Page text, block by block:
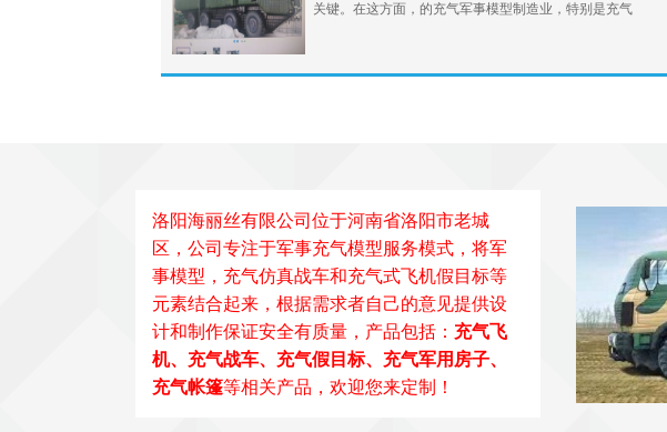
关键。在这方面，的充气军事模型制造业，特别是充气
洛阳海丽丝有限公司位于河南省洛阳市老城
区，公司专注于军事充气模型服务模式，将军
事模型，充气仿真战车和充气式飞机假目标等
元素结合起来，根据需求者自己的意见提供设
计和制作保证安全有质量，产品包括： 充气飞
机、充气战车、充气假目标、充气军用房子、
充气帐篷等相关产品，欢迎您来定制！